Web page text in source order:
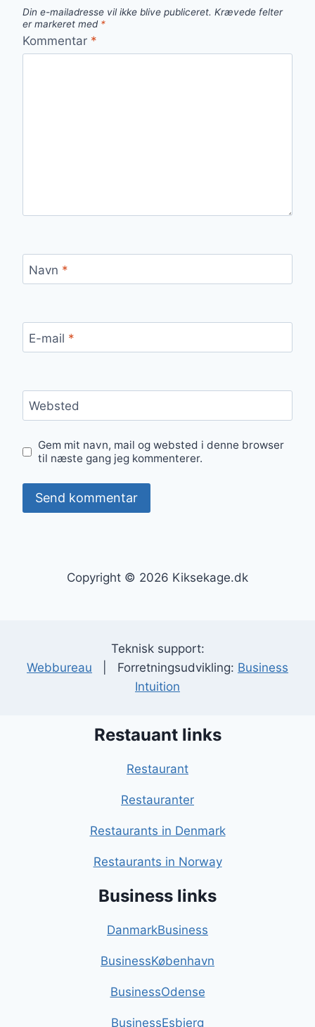
Din e-mailadresse vil ikke blive publiceret. Krævede felter
er markeret med *
Kommentar *
Navn *
E-mail *
Websted
Gem mit navn, mail og websted i denne browser
til næste gang jeg kommenterer.
Copyright © 2026 Kiksekage.dk
Teknisk support:
Webbureau | Forretningsudvikling: Business
Intuition
Restauant links
Restaurant
Restauranter
Restaurants in Denmark
Restaurants in Norway
Business links
DanmarkBusiness
BusinessKøbenhavn
BusinessOdense
BusinessEsbjerg